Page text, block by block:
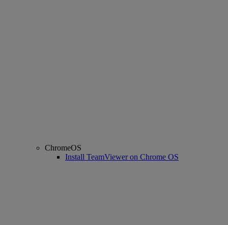
ChromeOS
Install TeamViewer on Chrome OS